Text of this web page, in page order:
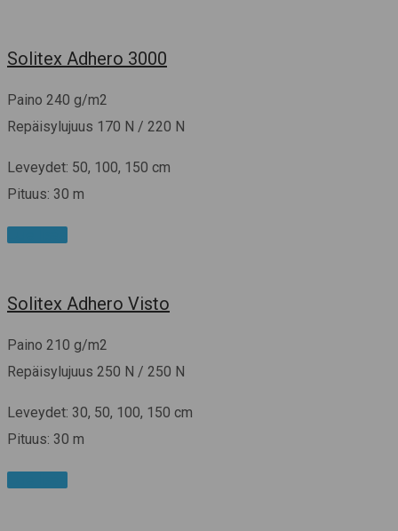
Solitex Adhero 3000
Paino 240 g/m2
Repäisylujuus 170 N / 220 N
Leveydet: 50, 100, 150 cm
Pituus: 30 m
Solitex Adhero Visto
Paino 210 g/m2
Repäisylujuus 250 N / 250 N
Leveydet: 30, 50, 100, 150 cm
Pituus: 30 m